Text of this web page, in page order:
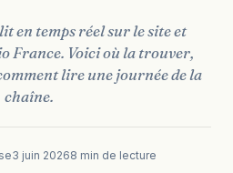
en temps réel sur le site et
France. Voici où la trouver,
lire une journée de la
chaîne.
3 juin 20268 min de lecture